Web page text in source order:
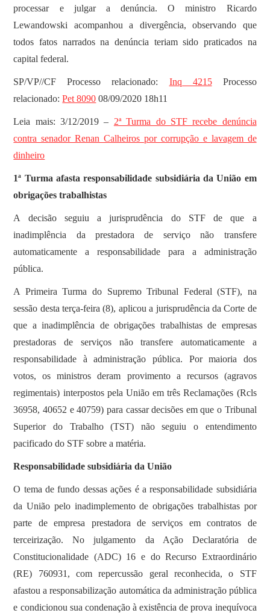
processar e julgar a denúncia. O ministro Ricardo
Lewandowski acompanhou a divergência, observando que
todos fatos narrados na denúncia teriam sido praticados na
capital federal.
SP/VP//CF Processo relacionado: Inq 4215Processo
relacionado:Pet 8090 08/09/2020 18h11
Leia mais: 3/12/2019 – 2ª Turma do STF recebe denúncia
contra senador Renan Calheiros por corrupção e lavagem de
dinheiro
1ª Turma afasta responsabilidade subsidiária da União em
obrigações trabalhistas
A decisão seguiu a jurisprudência do STF de que a
inadimplência da prestadora de serviço não transfere
automaticamente a responsabilidade para a administração
pública.
A Primeira Turma do Supremo Tribunal Federal (STF), na
sessão desta terça-feira (8), aplicou a jurisprudência da Corte de
que a inadimplência de obrigações trabalhistas de empresas
prestadoras de serviços não transfere automaticamente a
responsabilidade à administração pública. Por maioria dos
votos, os ministros deram provimento a recursos (agravos
regimentais) interpostos pela União em três Reclamações (Rcls
36958, 40652 e 40759) para cassar decisões em que o Tribunal
Superior do Trabalho (TST) não seguiu o entendimento
pacificado do STF sobre a matéria.
Responsabilidade subsidiária da União
O tema de fundo dessas ações é a responsabilidade subsidiária
da União pelo inadimplemento de obrigações trabalhistas por
parte de empresa prestadora de serviços em contratos de
terceirização. No julgamento da Ação Declaratória de
Constitucionalidade (ADC) 16 e do Recurso Extraordinário
(RE) 760931, com repercussão geral reconhecida, o STF
afastou a responsabilização automática da administração pública
e condicionou sua condenação à existência de prova inequívoca